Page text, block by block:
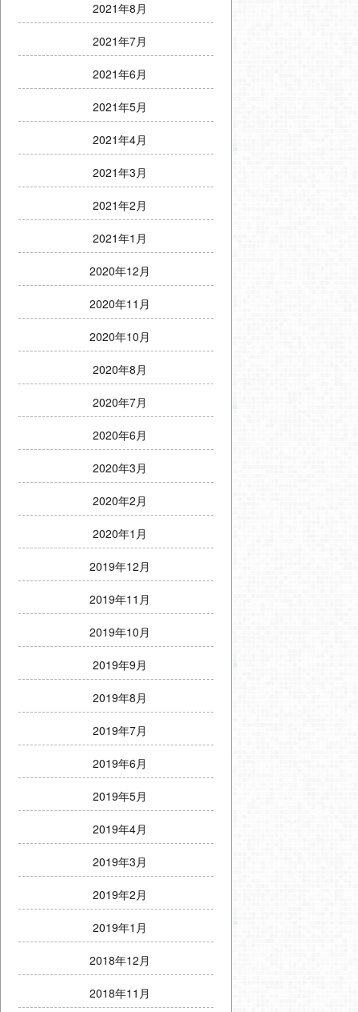
2021年8月
2021年7月
2021年6月
2021年5月
2021年4月
2021年3月
2021年2月
2021年1月
2020年12月
2020年11月
2020年10月
2020年8月
2020年7月
2020年6月
2020年3月
2020年2月
2020年1月
2019年12月
2019年11月
2019年10月
2019年9月
2019年8月
2019年7月
2019年6月
2019年5月
2019年4月
2019年3月
2019年2月
2019年1月
2018年12月
2018年11月